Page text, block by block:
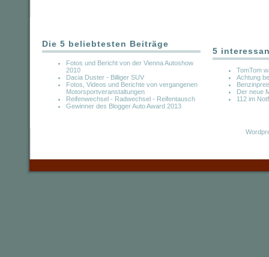
Die 5 beliebtesten Beiträge
Fotos und Bericht von der Vienna Autoshow
2010
Dacia Duster - Billiger SUV
Fotos, Videos und Berichte von vergangenen
Motorsportveranstaltungen
Reifenwechsel - Radwechsel - Reifentausch
Gewinner des Blogger Auto Award 2013
5
TomTom
Achtung
Der neue
112 im